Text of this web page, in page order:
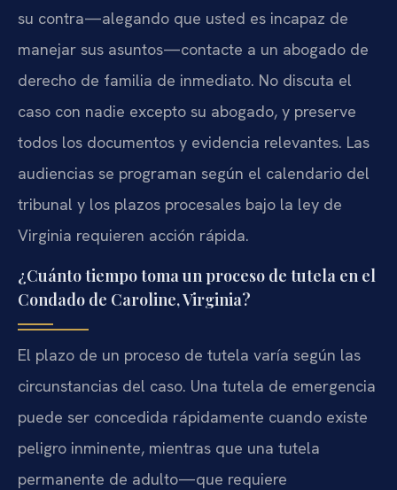
su contra—alegando que usted es incapaz de
manejar sus asuntos—contacte a un abogado de
derecho de familia de inmediato. No discuta el
caso con nadie excepto su abogado, y preserve
todos los documentos y evidencia relevantes. Las
audiencias se programan según el calendario del
tribunal y los plazos procesales bajo la ley de
Virginia requieren acción rápida.
¿Cuánto tiempo toma un proceso de tutela en el
Condado de Caroline, Virginia?
El plazo de un proceso de tutela varía según las
circunstancias del caso. Una tutela de emergencia
puede ser concedida rápidamente cuando existe
peligro inminente, mientras que una tutela
permanente de adulto—que requiere